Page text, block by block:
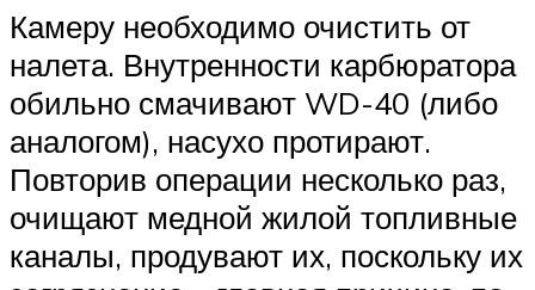
Камеру необходимо очистить от
налета. Внутренности карбюратора
обильно смачивают WD-40 (либо
аналогом), насухо протирают.
Повторив операции несколько раз,
очищают медной жилой топливные
каналы, продувают их, поскольку их